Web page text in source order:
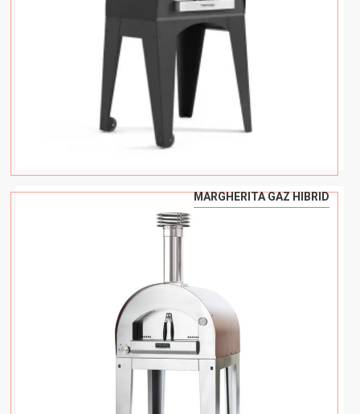
MARGHERITA GAZ HIBRID